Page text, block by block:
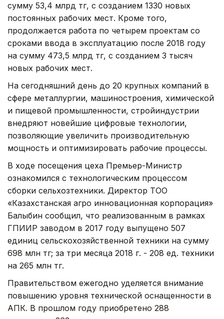
сумму 53,4 млрд тг, с созданием 1330 новых
постоянных рабочих мест. Кроме того,
продолжается работа по четырем проектам со
сроками ввода в эксплуатацию после 2018 году
на сумму 473,5 млрд тг, с созданием 3 тысяч
новых рабочих мест.
На сегодняшний день до 20 крупных компаний в
сфере металлургии, машиностроения, химической
и пищевой промышленности, стройиндустрии
внедряют новейшие цифровые технологии,
позволяющие увеличить производительную
мощность и оптимизировать рабочие процессы.
В ходе посещения цеха Премьер-Министр
ознакомился с технологическим процессом
сборки сельхозтехники. Директор ТОО
«Казахстанская агро инновационная корпорация»
Балыбин сообщил, что реализованным в рамках
ГПИИР заводом в 2017 году выпущено 507
единиц сельскохозяйственной техники на сумму
698 млн тг; за три месяца 2018 г. - 208 ед. техники
на 265 млн тг.
Правительством ежегодно уделяется внимание
повышению уровня технической оснащенности в
АПК. В прошлом году приобретено 288